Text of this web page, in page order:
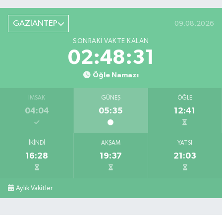
GAZİANTEP 09.08.2026
SONRAKI VAKTE KALAN
02:48:30
Öğle Namazı
İMSAK
04:04
GÜNEŞ
05:35
ÖĞLE
12:41
İKINDI
16:28
AKŞAM
19:37
YATSI
21:03
Aylık Vakitler